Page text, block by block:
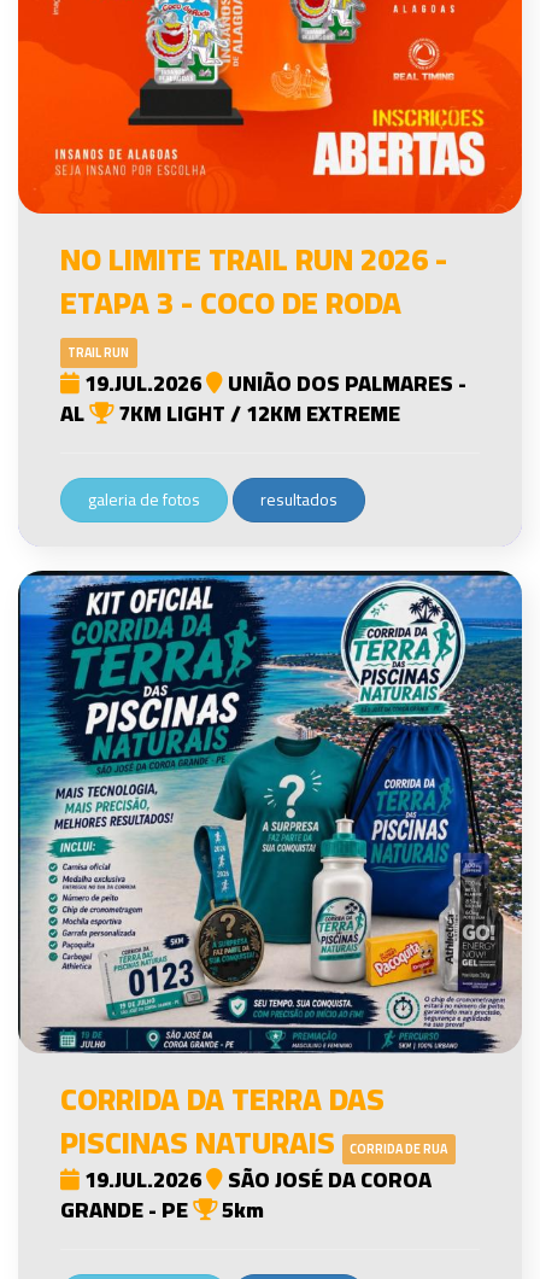
NO LIMITE TRAIL RUN 2026 -
ETAPA 3 - COCO DE RODA
TRAIL RUN
19.JUL.2026 UNIÃO DOS PALMARES -
AL 7KM LIGHT / 12KM EXTREME
galeria de fotos resultados
CORRIDA DA TERRA DAS
PISCINAS NATURAIS CORRIDA DE RUA
19.JUL.2026 SÃO JOSÉ DA COROA
GRANDE - PE 5km